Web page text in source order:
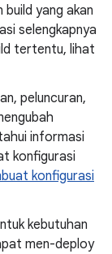
build yang akan
selengkapnya
tertentu, lihat
peluncuran,
informasi
konfigurasi
konfigurasi
kebutuhan
men-deploy